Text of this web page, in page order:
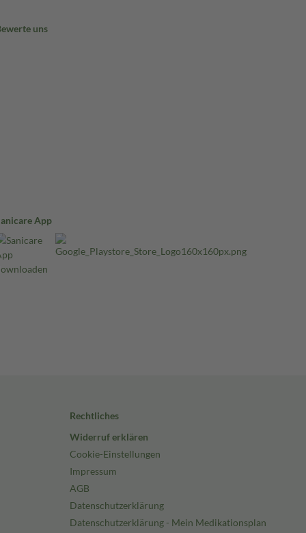
uns
App
Rechtliches
Widerruf erklären
Cookie-Einstellungen
Impressum
AGB
Datenschutzerklärung
Datenschutzerklärung - Mein Medikationsplan